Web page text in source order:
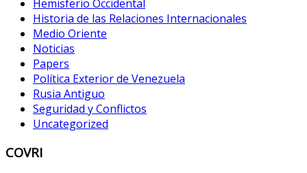
Hemisferio Occidental
Historia de las Relaciones Internacionales
Medio Oriente
Noticias
Papers
Política Exterior de Venezuela
Rusia Antiguo
Seguridad y Conflictos
Uncategorized
COVRI